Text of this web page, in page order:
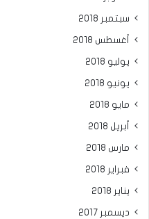
سبتمبر 2018
أغسطس 2018
يوليو 2018
يونيو 2018
مايو 2018
أبريل 2018
مارس 2018
فبراير 2018
يناير 2018
ديسمبر 2017